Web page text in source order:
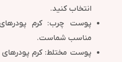
انتخاب کنید.
پوست چرب: کرم
مناسب شماست.
پوست مختلط: کرم